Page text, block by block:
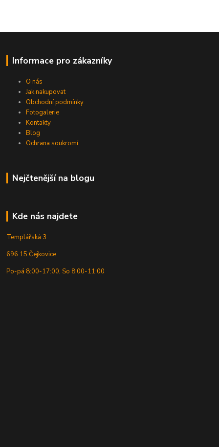
Informace pro zákazníky
O nás
Jak nakupovat
Obchodní podmínky
Fotogalerie
Kontakty
Blog
Ochrana soukromí
Nejčtenější na blogu
Kde nás najdete
Templářská 3
696 15 Čejkovice
Po-pá 8:00-17:00, So 8:00-11:00